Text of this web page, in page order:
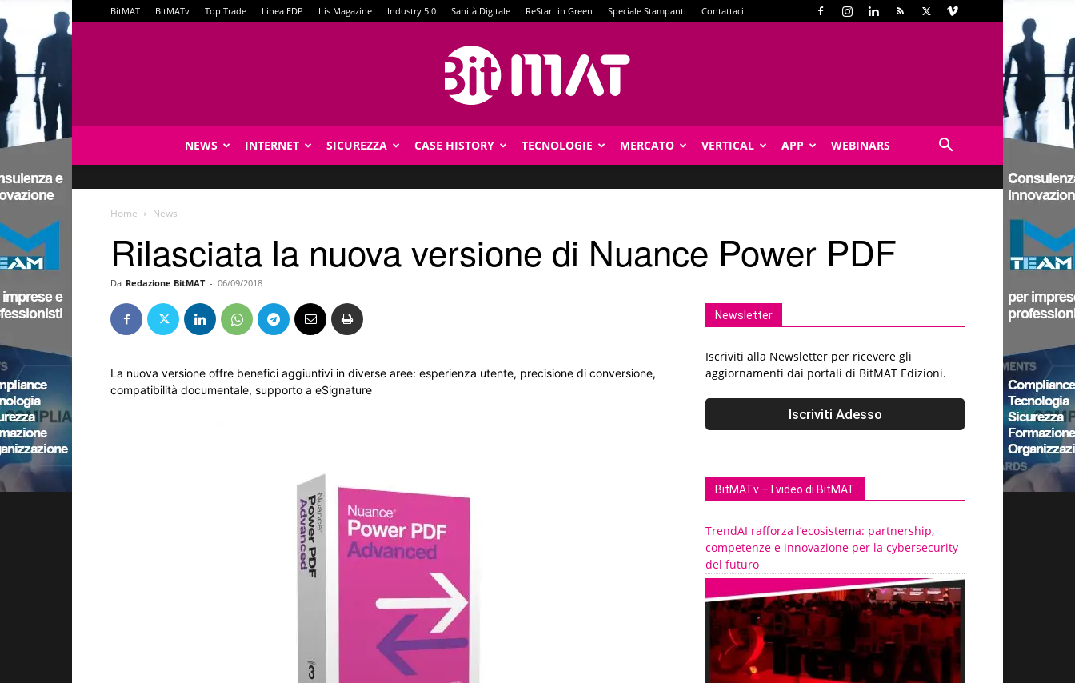
BitMAT BitMATv Top Trade Linea EDP Itis Magazine Industry 5.0 Sanità Digitale ReStart in Green Speciale Stampanti Contattaci
NEWS INTERNET SICUREZZA CASE HISTORY TECNOLOGIE MERCATO VERTICAL APP WEBINARS
Home News
Rilasciata la nuova versione di Nuance Power PDF
Da Redazione BitMAT - 06/09/2018
La nuova versione offre benefici aggiuntivi in diverse aree: esperienza utente, precisione di conversione,
compatibilità documentale, supporto a eSignature
Newsletter
Iscriviti alla Newsletter per ricevere gli
aggiornamenti dai portali di BitMAT Edizioni.
BitMATv – I video di BitMAT
TrendAI rafforza l’ecosistema: partnership,
competenze e innovazione per la cybersecurity
del futuro